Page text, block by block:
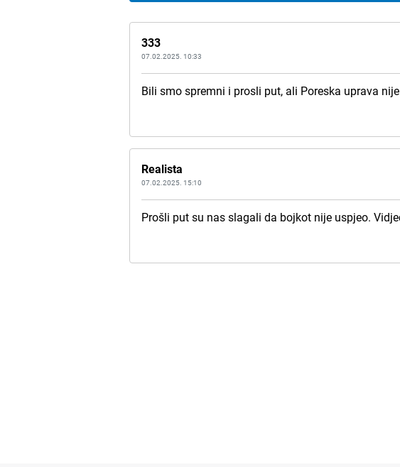
333
07.02.2025. 10:33
Bili smo spremni i prosli put, ali Poreska uprava
Realista
07.02.2025. 15:10
Prošli put su nas slagali da bojkot nije uspjeo.